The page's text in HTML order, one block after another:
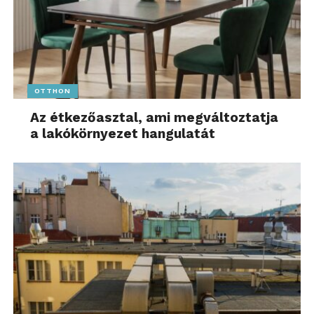
tartalmazzák az asszisztencia szolgáltatásokat,
melyekkel szintén érdemes élni, ha külföldön
bajba kerülünk. A biztosító magyarországi
telefonszámon segít külföldön megtalálni a
legközelebbi orvost, vagy épp autószerelőt, de
más, sürgős esetekben is segíthet. A
telefonszámot érdemes már utazás előtt, időben
elmenteni.
Gyerekszemmel a világ – További friss híreket talál
ameseutca.hu
főoldalán! Kövesse a technológiai
híreket és csatlakozzon hozzánk a Facebookonis!
OTTHON
Az étkezőasztal, ami megváltoztatja
a lakókörnyezet hangulatát